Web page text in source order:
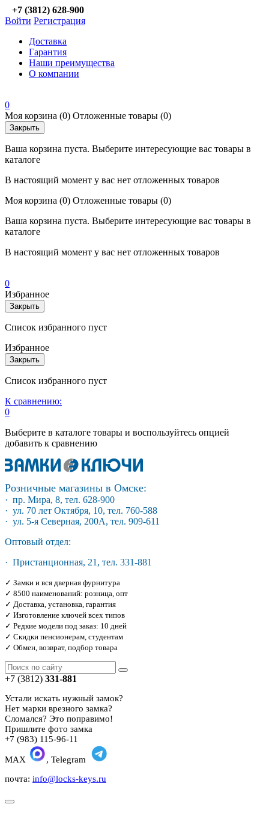
+7 (3812) 628-900
Войти Регистрация
Доставка
Гарантия
Наши преимущества
О компании
0
Моя корзина (0) Отложенные товары (0)
Закрыть
Ваша корзина пуста. Выберите интересующие вас товары в
каталоге
В настоящий момент у вас нет отложенных товаров
Моя корзина (0) Отложенные товары (0)
Ваша корзина пуста. Выберите интересующие вас товары в
каталоге
В настоящий момент у вас нет отложенных товаров
0
Избранное
Закрыть
Список избранного пуст
Избранное
Закрыть
Список избранного пуст
К сравнению:
0
Выберите в каталоге товары и воспользуйтесь опцией
добавить к сравнению
Розничные магазины в Омске:
· пр. Мира, 8, тел. 628-900
· ул. 70 лет Октября, 10, тел. 760-588
· ул. 5-я Северная, 200А, тел. 909-611
Оптовый отдел:
· Пристанционная, 21, тел. 331-881
✓ Замки и вся дверная фурнитура
✓ 8500 наименований: розница, опт
✓ Доставка, установка, гарантия
✓ Изготовление ключей всех типов
✓ Редкие модели под заказ: 10 дней
✓ Скидки пенсионерам, студентам
✓ Обмен, возврат, подбор товара
+7 (3812) 331-881
Устали искать нужный замок?
Нет марки врезного замка?
Сломался? Это поправимо!
Пришлите фото замка
+7 (983) 115-96-11
MAX
, Telegram
почта: info@locks-keys.ru